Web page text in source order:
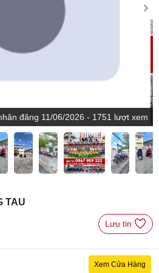
đăng 11/06/2026 - 1751 lượt xem
TAU
Xem Cửa Hàng